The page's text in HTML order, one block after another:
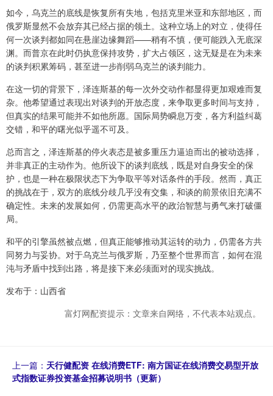
如今，乌克兰的底线是恢复所有失地，包括克里米亚和东部地区，而
俄罗斯显然不会放弃其已经占据的领土。这种立场上的对立，使得任
何一次谈判都如同在悬崖边缘舞蹈——稍有不慎，便可能跌入无底深
渊。而普京在此时仍执意保持攻势，扩大占领区，这无疑是在为未来
的谈判积累筹码，甚至进一步削弱乌克兰的谈判能力。
在这一切的背景下，泽连斯基的每一次外交动作都显得更加艰难而复
杂。他希望通过表现出对谈判的开放态度，来争取更多时间与支持，
但真实的结果可能并不如他所愿。国际局势瞬息万变，各方利益纠葛
交错，和平的曙光似乎遥不可及。
总而言之，泽连斯基的停火表态是被多重压力逼迫而出的被动选择，
并非真正的主动作为。他所设下的谈判底线，既是对自身安全的保
护，也是一种在极限状态下为争取平等对话条件的手段。然而，真正
的挑战在于，双方的底线分歧几乎没有交集，和谈的前景依旧充满不
确定性。未来的发展如何，仍需更高水平的政治智慧与勇气来打破僵
局。
和平的引擎虽然被点燃，但真正能够推动其运转的动力，仍需各方共
同努力与妥协。对于乌克兰与俄罗斯，乃至整个世界而言，如何在混
沌与矛盾中找到出路，将是接下来必须面对的现实挑战。
发布于：山西省
富灯网配资提示：文章来自网络，不代表本站观点。
上一篇： 天行健配资 在线消费ETF: 南方国证在线消费交易型开放
式指数证券投资基金招募说明书（更新）